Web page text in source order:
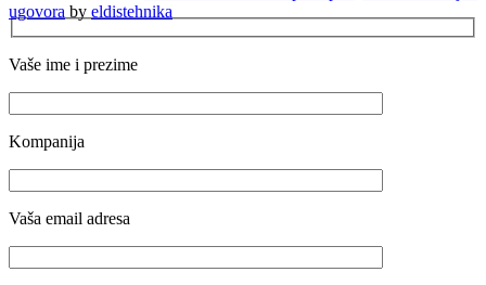
ugovora by eldistehnika
Vaše ime i prezime
Kompanija
Vaša email adresa